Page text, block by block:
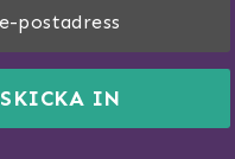
SKICKA IN